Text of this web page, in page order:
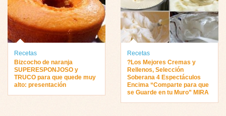
Recetas
Bizcocho de naranja
SUPERESPONJOSO y
TRUCO para que quede muy
alto: presentación
Recetas
?Los Mejores Cremas y
Rellenos, Selección
Soberana 4 Espectáculos
Encima “Comparte para que
se Guarde en tu Muro” MIRA